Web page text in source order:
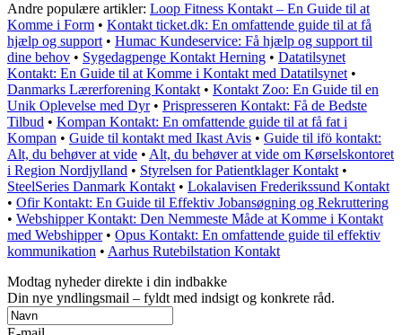
Andre populære artikler: Loop Fitness Kontakt – En Guide til at
Komme i Form • Kontakt ticket.dk: En omfattende guide til at få
hjælp og support • Humac Kundeservice: Få hjælp og support til
dine behov • Sygedagpenge Kontakt Herning • Datatilsynet
Kontakt: En Guide til at Komme i Kontakt med Datatilsynet •
Danmarks Lærerforening Kontakt • Kontakt Zoo: En Guide til en
Unik Oplevelse med Dyr• Prispresseren Kontakt: Få de Bedste
Tilbud • Kompan Kontakt: En omfattende guide til at få fat i
Kompan • Guide til kontakt med Ikast Avis • Guide til ifö kontakt:
Alt, du behøver at vide • Alt, du behøver at vide om Kørselskontoret
i Region Nordjylland • Styrelsen for Patientklager Kontakt •
SteelSeries Danmark Kontakt • Lokalavisen Frederikssund Kontakt
• Ofir Kontakt: En Guide til Effektiv Jobansøgning og Rekruttering
• Webshipper Kontakt: Den Nemmeste Måde at Komme i Kontakt
med Webshipper• Opus Kontakt: En omfattende guide til effektiv
kommunikation • Aarhus Rutebilstation Kontakt
Modtag nyheder direkte i din indbakke
Din nye yndlingsmail – fyldt med indsigt og konkrete råd.